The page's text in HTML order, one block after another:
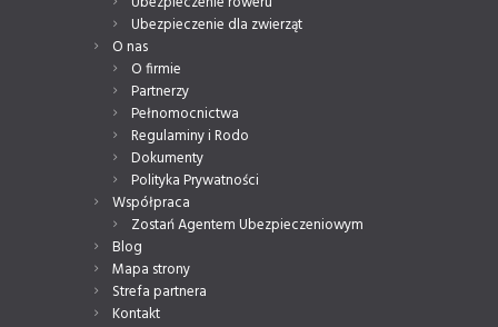
Ubezpieczenie dla zwierząt
O nas
O firmie
Partnerzy
Pełnomocnictwa
Regulaminy i Rodo
Dokumenty
Polityka Prywatności
Współpraca
Zostań Agentem Ubezpieczeniowym
Blog
Mapa strony
Strefa partnera
Kontakt